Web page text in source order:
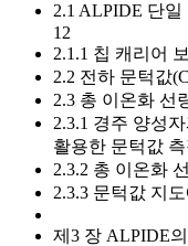
2.1 ALPIDE 단
12
2.1.1 칩 캐리어
2.2 전하 문턱값
2.3 총 이온화 선
2.3.1 경주 양성
활용한 문턱값
2.3.2 총 이온화
2.3.3 문턱값 지
제3 장 ALPIDE